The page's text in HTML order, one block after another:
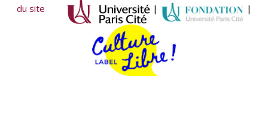
du site
| |